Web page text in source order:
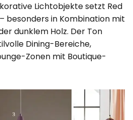
Lichtobjekte setzt Red
besonders in Kombination mit
dunklem Holz. Der Ton
Dining-Bereiche,
Zonen mit Boutique-